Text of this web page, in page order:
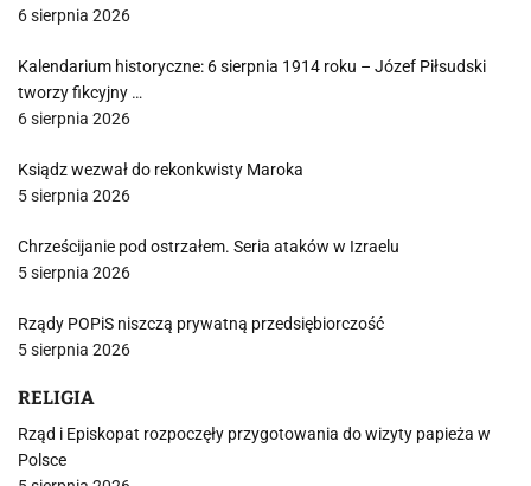
6 sierpnia 2026
Kalendarium historyczne: 6 sierpnia 1914 roku – Józef Piłsudski
tworzy fikcyjny …
6 sierpnia 2026
Ksiądz wezwał do rekonkwisty Maroka
5 sierpnia 2026
Chrześcijanie pod ostrzałem. Seria ataków w Izraelu
5 sierpnia 2026
Rządy POPiS niszczą prywatną przedsiębiorczość
5 sierpnia 2026
RELIGIA
Rząd i Episkopat rozpoczęły przygotowania do wizyty papieża w
Polsce